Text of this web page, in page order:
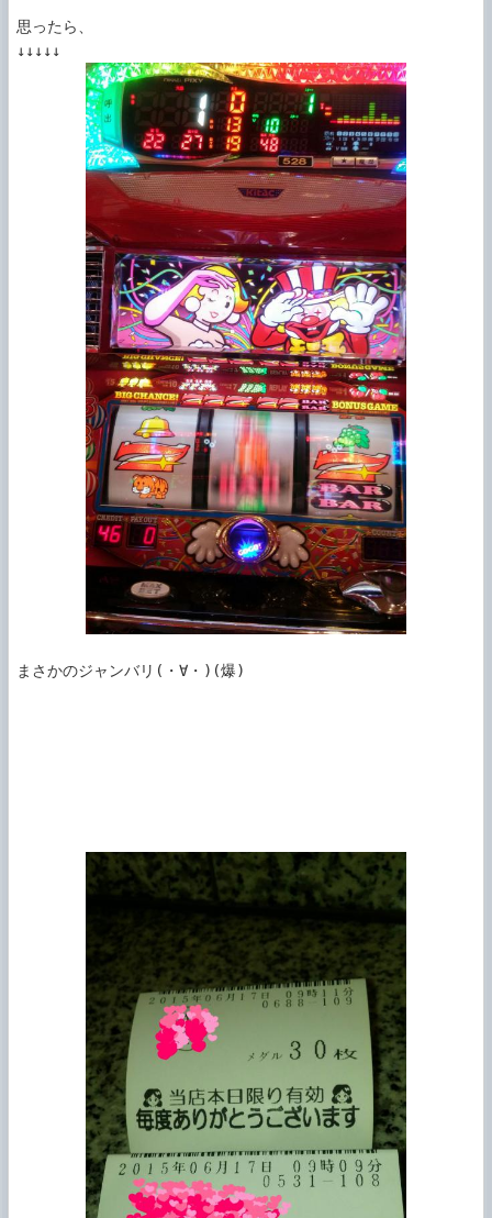
思ったら、
まさかのジャンバリ(・∀・)(爆)